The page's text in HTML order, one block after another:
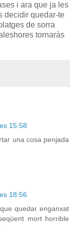
i ara que ja les
decidir quedar-te
de sorra
tornaràs
15:58
una cosa penjada
18:56
quedar enganxat
mort horrible